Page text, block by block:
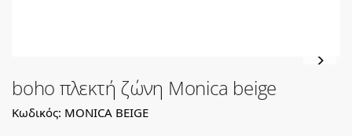
boho πλεκτή ζώνη Monica beige
Κωδικός: MONICA BEIGE